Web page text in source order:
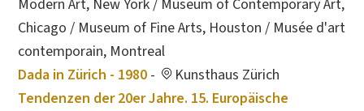
Modern Art, New York / Museum of Contemporary Art,
Chicago / Museum of Fine Arts, Houston / Musée d'art
contemporain, Montreal
Dada in Zürich - 1980 -
Kunsthaus Zürich
Tendenzen der 20er Jahre. 15. Europäische